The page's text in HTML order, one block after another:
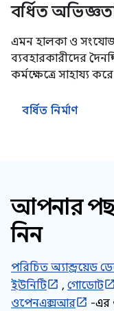
বর্ধিত
এমন হালকা ও
ব্যবহারকারীদের
কর্মক্ষেত্রে সাহায্য
বর্ধিত নির্মাণ
আপনার
নিন
পরিচিত অ্যান্ড্রয়েড
ইউনিটি
, গোডোট
ওপেনএক্সআর
-এর